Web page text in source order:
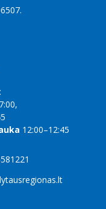
.
12:00–12:45